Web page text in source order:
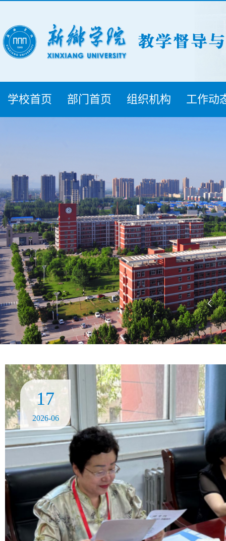
学校首页 部门首页 组织机构 工作动
17
2026-06